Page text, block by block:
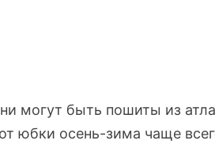
могут быть пошиты из
юбки осень-зима чаще